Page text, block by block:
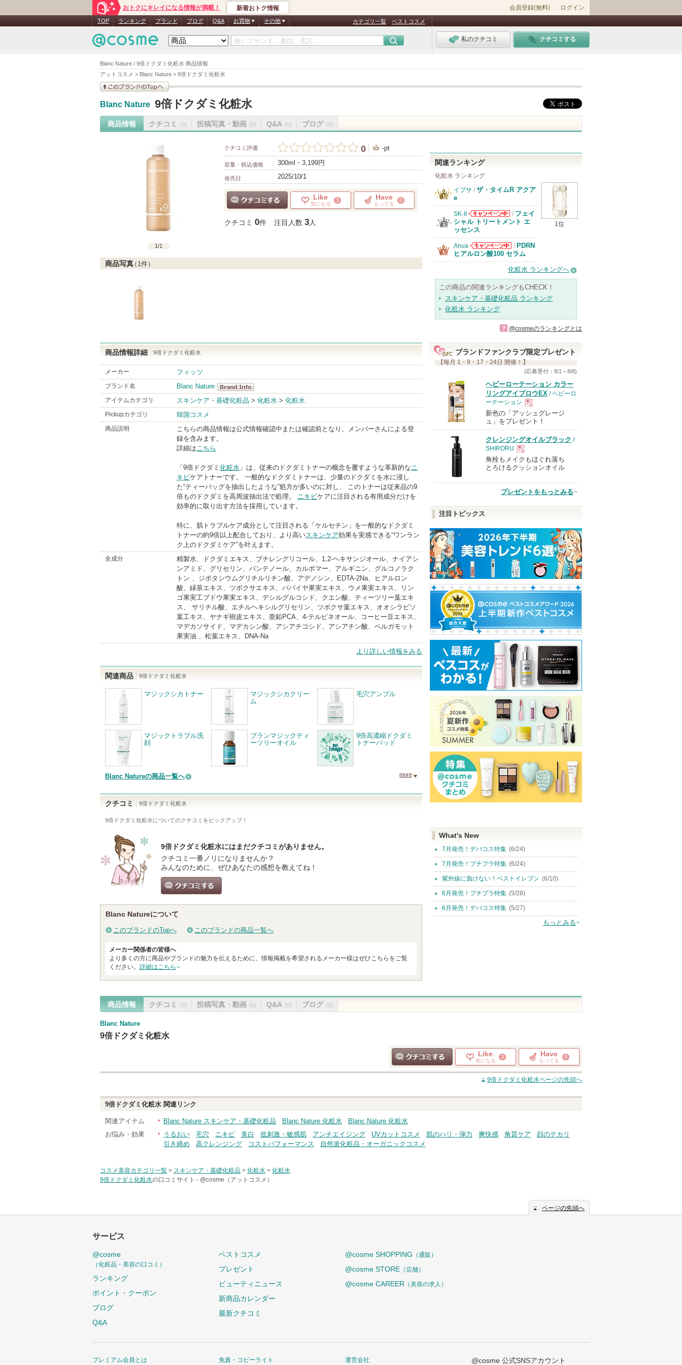
Blanc Nature / 9倍ドクダミ化粧水 商品情報
アットコスメ > Blanc Nature > 9倍ドクダミ化粧水
おトクにキレイになる情報が満載！ 新着おトク情報 会員登録(無料) ログイン
TOP ランキング ブランド ブログ Q&A お買物 その他 カテゴリ一覧 ベストコスメ
私のクチコミ クチコミする
このブランドの情報を
Blanc Nature 9倍ドクダミ化粧水
商品情報 クチコミ (0) 投稿写真・動画 (0) Q&A (0) ブログ (0)
1/1
クチコミ評価 0 -pt
容量・税込価格 300ml・3,199円
発売日 2025/10/1
Like
気になる
3 Have
もってる
0
クチコミ 0件 注目人数 3人
商品写真（ 1件）
商品情報詳細 9倍ドクダミ化粧水
メーカー フィッツ
ブランド名
Blanc Nature
Blanc Nature
BrandInfo
アイテムカテゴリ スキンケア・基礎化粧品 > 化粧水 > 化粧水
Pickupカテゴリ 韓国コスメ
商品説明
こちらの商品情報は公式情報確認中または確認前となり、メンバーさんによる登
録を含みます。
詳細はこちら
「9倍ドクダミ 化粧水 」は、従来のドクダミトナーの概念を覆すような革新的なニ
キビケアトナーです。 一般的なドクダミトナーは、少量のドクダミを水に浸し
た“ティーバッグを抽出したような”処方が多いのに対し、 このトナーは従来品の9
倍ものドクダミを高周波抽出法で処理。 ニキビケアに注目される有用成分だけを
効率的に取り出す方法を採用しています。
特に、肌トラブルケア成分として注目される「ケルセチン」を一般的なドクダミ
トナーの約9倍以上配合しており、より高いスキンケア効果を実感できる“ワンラン
ク上のドクダミケア”を叶えます。
全成分
精製水、ドクダミエキス、ブチレングリコール、1,2-ヘキサンジオール、ナイアシ
ンアミド、グリセリン、パンテノール、カルボマー、アルギニン、グルコノラク
トン 、ジポタシウムグリチルリチン酸、アデノシン、EDTA-2Na、ヒアルロン
酸、緑茶エキス、ツボクサエキス、パパイヤ果実エキス、ウメ果実エキス、リン
ゴ果実工ブドウ果実エキス、デシルグルコシド、クエン酸、ティーツリー葉エキ
ス、 サリチル酸、エチルヘキシルグリセリン、ツボクサ葉エキス、オオシラビソ
葉工キス、ヤナギ樹皮エキス、亜鉛PCA、4-テルピネオール、コーヒー豆エキス、
マデカソサイド、マデカシン酸、アシアチコシド、アシアチン酸、ベルガモット
果実油 、松葉エキス、DNA-Na
より詳しい情報をみる
関連商品 9倍ドクダミ化粧水
マジックシカトナー
マジックシカクリー
ム
毛穴アンプル
マジックトラブル洗
顔
ブランマジックティ
ーツリーオイル
9倍高濃縮ドクダミ
トナーパッド
Blanc Natureの商品一覧へ more
クチコミ 9倍ドクダミ化粧水
9倍ドクダミ化粧水についてのクチコミをピックアップ！
9倍ドクダミ化粧水にはまだクチコミがありません。
クチコミ一番ノリになりませんか？
みんなのために、ぜひあなたの感想を教えてね！
Blanc Natureについて
このブランドのTopへ このブランドの商品一覧へ
メーカー関係者の皆様へ
より多くの方に商品やブランドの魅力を伝えるために、情報掲載を希望されるメーカー様はぜひこちらをご覧
ください。 詳細はこちら
関連ランキング
化粧水 ランキング
1位
イプサ / ザ・タイムR アクア
e
SK-II
SK-IIからのお
知らせがありま
/ フェイ
シャル トリートメント エ
ッセンス
Anua
Anuaからのお
知らせがありま
/ PDRN
ヒアルロン酸100 セラム
化粧水 ランキングへ
この商品の関連ランキングもCHECK！
スキンケア・基礎化粧品 ランキング
化粧水 ランキング
? @cosmeのランキングとは
ブランドファンクラブ限定プレゼント
【毎月 1・9・17・24日 開催！】
(応募受付：8/1～8/8)
ヘビーローテーション カラー
リングアイブロウEX / ヘビーロ
ーテーション
現
品
新色の「アッシュグレージ
ュ」をプレゼント！
クレンジングオイルブラック /
SHIRORU
現
品
角栓もメイクもほぐれ落ち
とろけるクッションオイル
プレゼントをもっとみる
注目トピックス
What's New
7月発売！デパコス特集 (6/24)
7月発売！プチプラ特集 (6/24)
紫外線に負けない！ベストイレブン (6/10)
6月発売！プチプラ特集 (5/28)
6月発売！デパコス特集 (5/27)
もっとみる
商品情報 クチコミ (0) 投稿写真・動画 (0) Q&A (0) ブログ (0)
Blanc Nature
9倍ドクダミ化粧水
クチコミする
Like
気になる
3 Have
もってる
0
9倍ドクダミ化粧水ページの先頭へ
9倍ドクダミ化粧水 関連リンク
関連アイテム Blanc Nature スキンケア・基礎化粧品 Blanc Nature 化粧水
Blanc Nature 化粧水
お悩み・効果
うるおい 毛穴 ニキビ 美白 低刺激・敏感肌 アンチエイジング UVカットコスメ 肌のハリ・弾力 爽快感 角質ケア
顔のテカリ
引き締め
高クレンジング コストパフォーマンス 自然派化粧品・オーガニックコスメ
コスメ美容カテゴリ一覧 > スキンケア・基礎化粧品 > 化粧水 > 化粧水
9倍ドクダミ化粧水の口コミサイト - @cosme（アットコスメ）
ページの先頭へ
サービス
@cosme
（化粧品・美容の口コミ）
ランキング
ポイント・クーポン
ブログ
Q&A
ベストコスメ
プレゼント
ビューティニュース
新商品カレンダー
最新クチコミ
@cosme SHOPPING （通販）
@cosme STORE （店舗）
@cosme CAREER （美容の求人）
プレミアム会員とは 免責・コピーライト 運営会社 @cosme 公式SNSアカウント